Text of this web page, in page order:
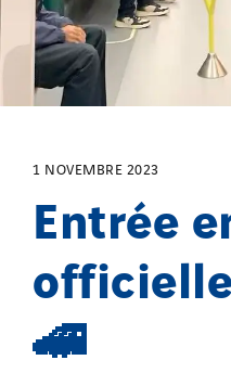
1 NOVEMBRE 2023
Entrée
🚄
Lefort Francheteau
Lesens EREA
Lesot
Masselin
Merelec
Mobility Way
Monnier Entreprises